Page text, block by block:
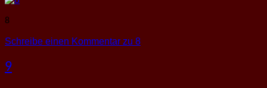
8
Schreibe einen Kommentar zu 8
9